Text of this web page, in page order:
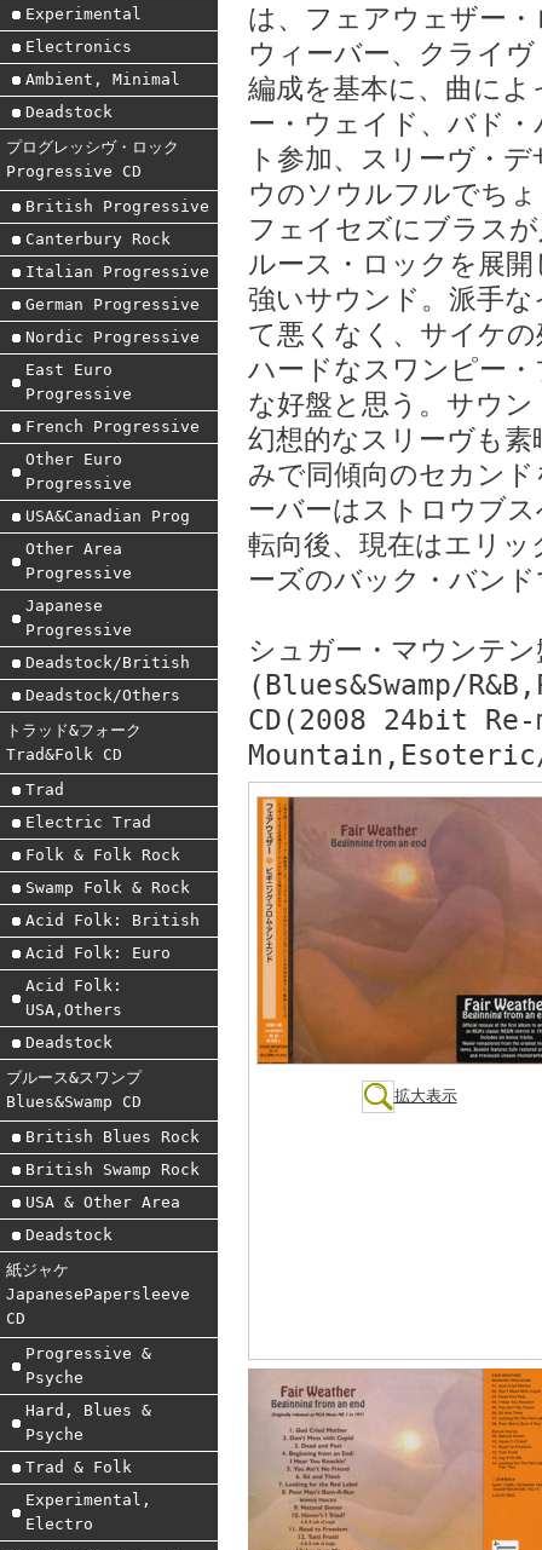
Experimental
Electronics
Ambient, Minimal
Deadstock
プログレッシヴ・ロック
Progressive CD
British Progressive
Canterbury Rock
Italian Progressive
German Progressive
Nordic Progressive
East Euro
Progressive
French Progressive
Other Euro
Progressive
USA&Canadian Prog
Other Area
Progressive
Japanese
Progressive
Deadstock/British
Deadstock/Others
トラッド&フォーク
Trad&Folk CD
Trad
Electric Trad
Folk & Folk Rock
Swamp Folk & Rock
Acid Folk: British
Acid Folk: Euro
Acid Folk:
USA,Others
Deadstock
ブルース&スワンプ
Blues&Swamp CD
British Blues Rock
British Swamp Rock
USA & Other Area
Deadstock
紙ジャケ
JapanesePapersleeve
CD
Progressive &
Psyche
Hard, Blues &
Psyche
Trad & Folk
Experimental,
Electro
は、フェアウェザー
ウィーバー、クライ
編成を基本に、曲に
ー・ウェイド、バド
ト参加、スリーヴ・
ウのソウルフルでち
フェイセズにブラス
ルース・ロックを展
強いサウンド。派手
て悪くなく、サイケ
ハードなスワンピー
な好盤と思う。サウ
幻想的なスリーヴも
みで同傾向のセカン
ーバーはストロウブ
転向後、現在はエリ
ーズのバック・バン
シュガー・マウンテ
(Blues&Swamp/
CD(2008 24bit
拡大表示